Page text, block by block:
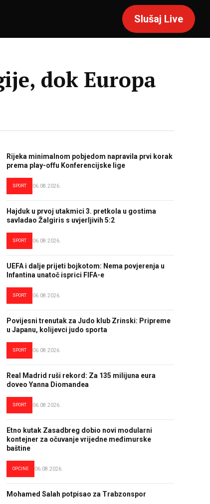
Slušaj Live
dok Europa
Rijeka minimalnom pobjedom napravila prvi korak
prema play-offu Konferencijske lige
SPORT 06.08.2026.
Hajduk u prvoj utakmici 3. pretkola u gostima
savladao Žalgiris s uvjerljivih 5:2
SPORT 06.08.2026.
UEFA i dalje prijeti bojkotom: Nema povjerenja u
Infantina unatoč isprici FIFA-e
SPORT 06.08.2026.
Povijesni trenutak za Judo klub Zrinski: Pripreme
u Japanu, kolijevci judo sporta
SPORT 06.08.2026.
Real Madrid ruši rekord: Za 135 milijuna eura
doveo Yanna Diomandea
SPORT 06.08.2026.
Etno kutak Zasadbreg dobio novi modularni
kontejner za očuvanje vrijedne međimurske
baštine
OPĆINE 06.08.2026.
Mohamed Salah potpisao za Trabzonspor